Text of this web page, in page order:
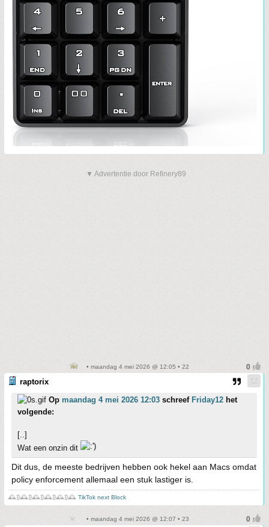
▼ Advertentie door Refinery89
• maandag 4 mei 2026 @ 12:05 • 22
raptorix
Op maandag 4 mei 2026 12:03 schreef Friday12 het
volgende:
[..]
Wat een onzin dit
Dit dus, de meeste bedrijven hebben ook hekel aan Macs omdat
policy enforcement allemaal een stuk lastiger is.
🕰️₿🕰️₿🕰️₿🕰️₿🕰️₿🕰️ TikTok next Block
• maandag 4 mei 2026 @ 12:07 • 23